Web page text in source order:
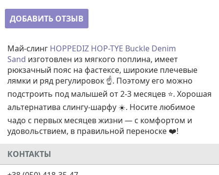
ДОБАВИТЬ ОТЗЫВ
Май-слинг HOPPEDIZ HOP-TYE Buckle Denim
Sand изготовлен из мягкого поплина, имеет
рюкзачный пояс на фастексе, широкие плечевые
лямки и ряд регулировок ☝️. Поэтому его можно
подстроить под малышей от 2-3 месяцев ⭐. Хорошая
альтернатива слингу-шарфу ☀️. Носите любимое
чадо с первых месяцев жизни — с комфортом и
удовольствием, в правильной переноске ❤️!
КОНТАКТЫ